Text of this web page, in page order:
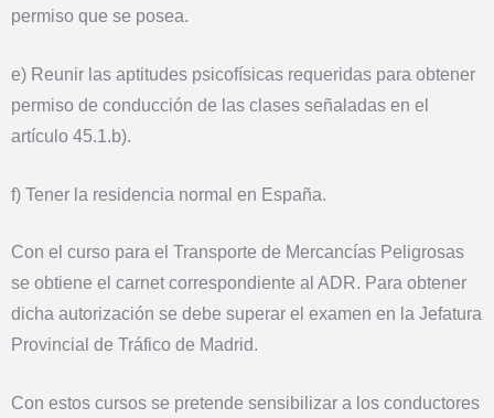
permiso que se posea.
e) Reunir las aptitudes psicofísicas requeridas para obtener
permiso de conducción de las clases señaladas en el
artículo 45.1.b).
f) Tener la residencia normal en España.
Con el curso para el Transporte de Mercancías Peligrosas
se obtiene el carnet correspondiente al ADR. Para obtener
dicha autorización se debe superar el examen en la Jefatura
Provincial de Tráfico de Madrid.
Con estos cursos se pretende sensibilizar a los conductores